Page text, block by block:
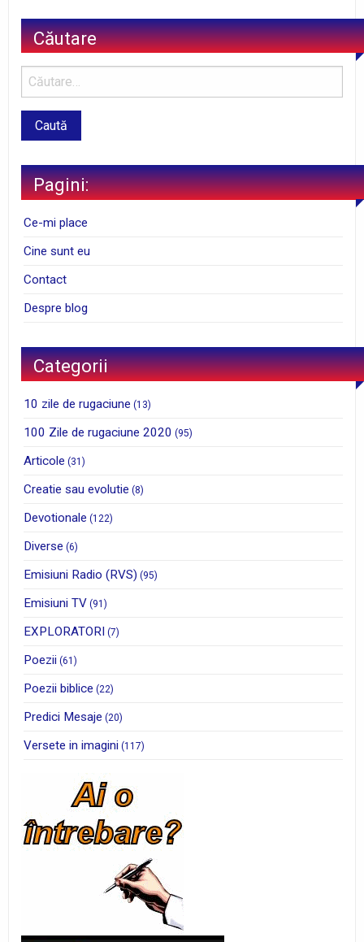
Căutare
Pagini:
Ce-mi place
Cine sunt eu
Contact
Despre blog
Categorii
10 zile de rugaciune (13)
100 Zile de rugaciune 2020 (95)
Articole (31)
Creatie sau evolutie (8)
Devotionale (122)
Diverse (6)
Emisiuni Radio (RVS) (95)
Emisiuni TV (91)
EXPLORATORI (7)
Poezii (61)
Poezii biblice (22)
Predici Mesaje (20)
Versete in imagini (117)